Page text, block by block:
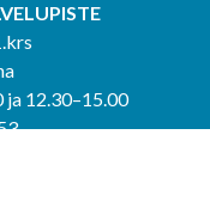
ja 12.30–15.00